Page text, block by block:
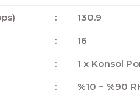
:
130.9
:
16
:
1 x Konsol
:
%10 ~ %90